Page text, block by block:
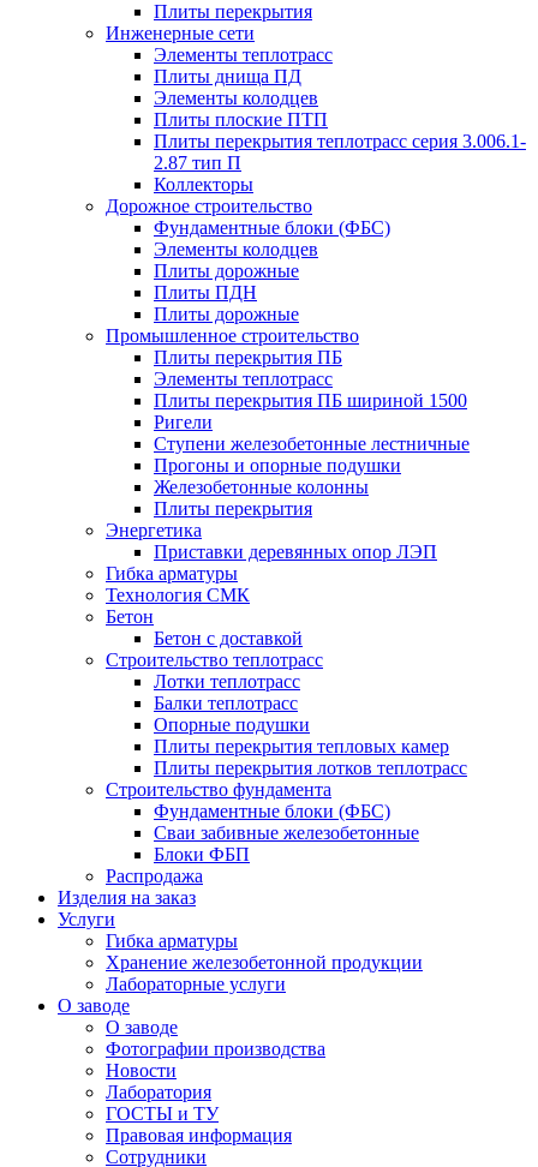
Плиты перекрытия
Инженерные сети
Элементы теплотрасс
Плиты днища ПД
Элементы колодцев
Плиты плоские ПТП
Плиты перекрытия теплотрасс серия 3.006.1-
2.87 тип П
Коллекторы
Дорожное строительство
Фундаментные блоки (ФБС)
Элементы колодцев
Плиты дорожные
Плиты ПДН
Плиты дорожные
Промышленное строительство
Плиты перекрытия ПБ
Элементы теплотрасс
Плиты перекрытия ПБ шириной 1500
Ригели
Ступени железобетонные лестничные
Прогоны и опорные подушки
Железобетонные колонны
Плиты перекрытия
Энергетика
Приставки деревянных опор ЛЭП
Гибка арматуры
Технология СМК
Бетон
Бетон с доставкой
Строительство теплотрасс
Лотки теплотрасс
Балки теплотрасс
Опорные подушки
Плиты перекрытия тепловых камер
Плиты перекрытия лотков теплотрасс
Строительство фундамента
Фундаментные блоки (ФБС)
Сваи забивные железобетонные
Блоки ФБП
Распродажа
Изделия на заказ
Услуги
Гибка арматуры
Хранение железобетонной продукции
Лабораторные услуги
О заводе
О заводе
Фотографии производства
Новости
Лаборатория
ГОСТЫ и ТУ
Правовая информация
Сотрудники